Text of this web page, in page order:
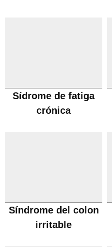
Sídrome de fatiga
crónica
Síndrome del colon
irritable